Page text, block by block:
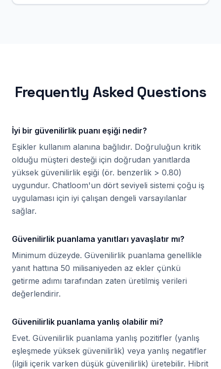
Frequently Asked Questions
İyi bir güvenilirlik puanı eşiği nedir?
Eşikler kullanım alanına bağlıdır. Doğruluğun kritik
olduğu müşteri desteği için doğrudan yanıtlarda
yüksek güvenilirlik eşiği (ör. benzerlik > 0.80)
uygundur. Chatloom'un dört seviyeli sistemi çoğu iş
uygulaması için iyi çalışan dengeli varsayılanlar
sağlar.
Güvenilirlik puanlama yanıtları yavaşlatır mı?
Minimum düzeyde. Güvenilirlik puanlama genellikle
yanıt hattına 50 milisaniyeden az ekler çünkü
getirme adımı tarafından zaten üretilmiş verileri
değerlendirir.
Güvenilirlik puanlama yanlış olabilir mi?
Evet. Güvenilirlik puanlama yanlış pozitifler (yanlış
eşleşmede yüksek güvenilirlik) veya yanlış negatifler
(ilgili içerik varken düşük güvenilirlik) üretebilir. Hibrit